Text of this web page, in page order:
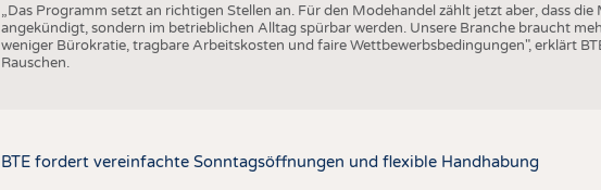
„Das Programm setzt an richtigen Stellen an. Für den Modehandel zählt jetzt aber, dass
angekündigt, sondern im betrieblichen Alltag spürbar werden. Unsere Branche braucht
weniger Bürokratie, tragbare Arbeitskosten und faire Wettbewerbsbedingungen", erklärt
Rauschen.
BTE fordert vereinfachte Sonntagsöffnungen und flexible Handhabung